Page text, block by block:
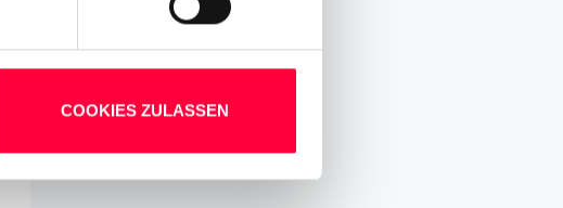
COOKIES ZULASSEN